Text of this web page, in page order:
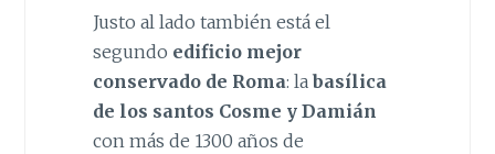
Justo al lado también está el
segundo edificio mejor
conservado de Roma: la basílica
de los santos Cosme y Damián
con más de 1300 años de